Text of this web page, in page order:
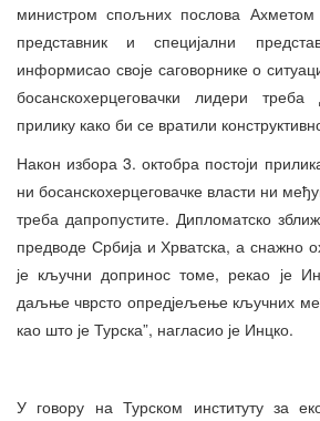
министром спољних послова Ахметом
представник и специјални
информисао своје саговорнике о
босанскохерцеговачки лидери
прилику како би се вратили
Након избора 3. октобра постоји
ни босанскохерцеговачке власти ни
треба дапропустите. Дипломатско
предводе Србија и Хрватска, а снажно
је кључни допринос томе, рекао је
даљње чврсто опредјељење кључних
као што је Турска”, нагласио је Инцко.
У говору на Турском институту за